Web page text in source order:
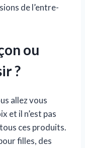
de l’entre-
ou
?
allez vous
et il n’est pas
ces produits.
filles, des